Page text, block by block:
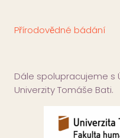
Přírodovědné bádání
Dále spolupracujeme s
Univerzity Tomáše Bati.